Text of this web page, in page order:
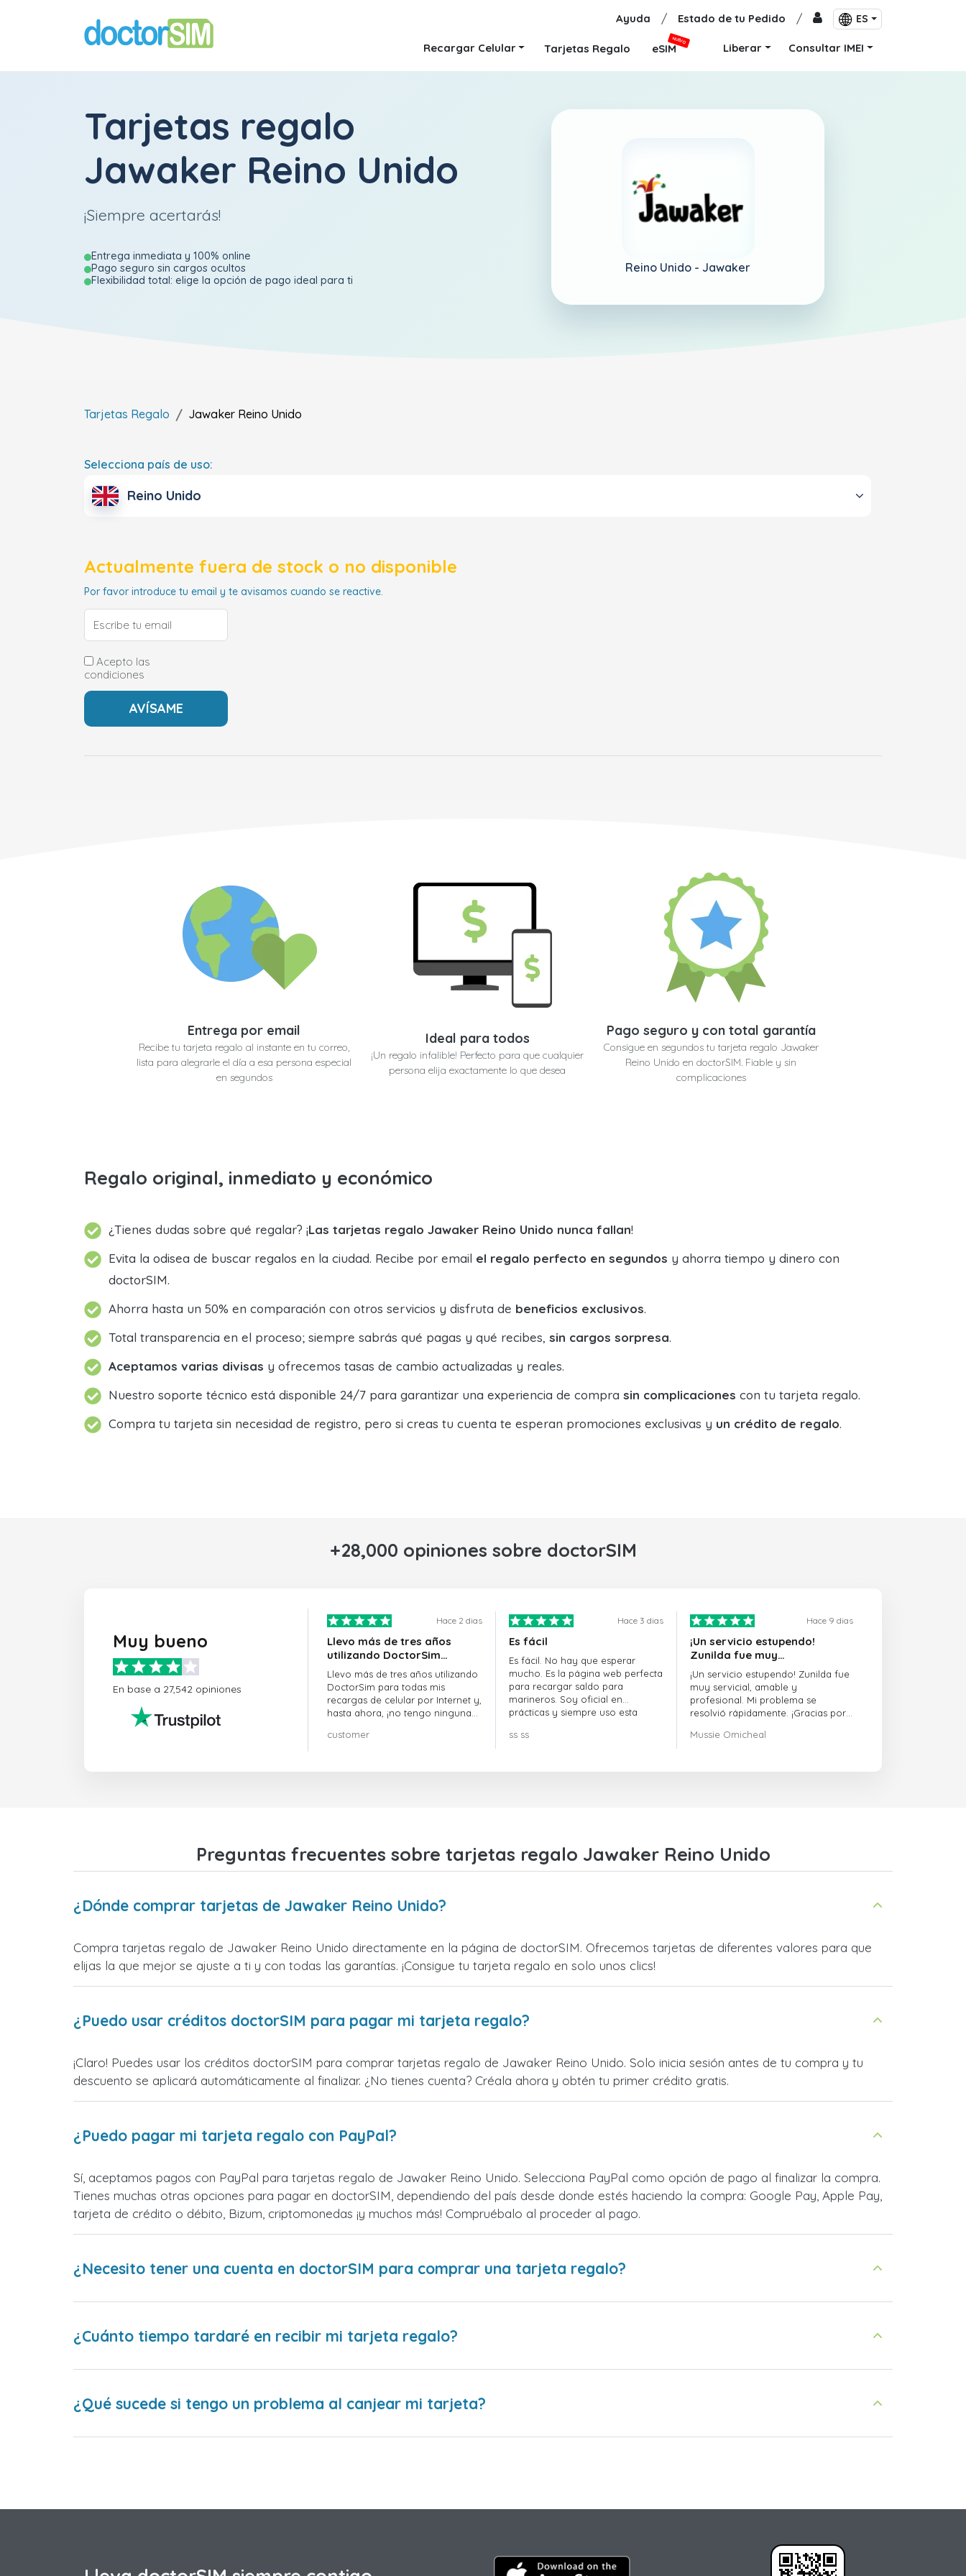
Ayuda / Estado de tu Pedido / ES
Recargar Celular Tarjetas Regalo eSIM
NUEVO
Liberar Consultar IMEI
Tarjetas regalo
Jawaker Reino Unido
¡Siempre acertarás!
Entrega inmediata y 100% online
Pago seguro sin cargos ocultos
Flexibilidad total: elige la opción de pago ideal para ti
Reino Unido - Jawaker
Tarjetas Regalo Jawaker Reino Unido
Selecciona país de uso:
Reino Unido
Actualmente fuera de stock o no disponible
Por favor introduce tu email y te avisamos cuando se reactive.
Acepto las
condiciones
Entrega por email
Recibe tu tarjeta regalo al instante en tu correo,
lista para alegrarle el día a esa persona especial
en segundos
Ideal para todos
¡Un regalo infalible! Perfecto para que cualquier
persona elija exactamente lo que desea
Pago seguro y con total garantía
Consigue en segundos tu tarjeta regalo Jawaker
Reino Unido en doctorSIM. Fiable y sin
complicaciones
Regalo original, inmediato y económico
¿Tienes dudas sobre qué regalar? ¡Las tarjetas regalo Jawaker Reino Unido nunca fallan!
Evita la odisea de buscar regalos en la ciudad. Recibe por email el regalo perfecto en segundos y ahorra tiempo y dinero con
doctorSIM.
Ahorra hasta un 50% en comparación con otros servicios y disfruta de beneficios exclusivos.
Total transparencia en el proceso; siempre sabrás qué pagas y qué recibes, sin cargos sorpresa.
Aceptamos varias divisas y ofrecemos tasas de cambio actualizadas y reales.
Nuestro soporte técnico está disponible 24/7 para garantizar una experiencia de compra sin complicaciones con tu tarjeta regalo.
Compra tu tarjeta sin necesidad de registro, pero si creas tu cuenta te esperan promociones exclusivas y un crédito de regalo.
+28,000 opiniones sobre doctorSIM
Muy bueno
En base a 27,542 opiniones
Hace 2 dias
Llevo más de tres años
utilizando DoctorSim…
Llevo más de tres años utilizando
DoctorSim para todas mis
recargas de celular por Internet y,
hasta ahora, ¡no tengo ninguna
customer
Hace 3 dias
Es fácil
Es fácil. No hay que esperar
mucho. Es la página web perfecta
para recargar saldo para
marineros. Soy oficial en
prácticas y siempre uso esta
ss ss
Hace 9 dias
¡Un servicio estupendo!
Zunilda fue muy…
¡Un servicio estupendo! Zunilda fue
muy servicial, amable y
profesional. Mi problema se
resolvió rápidamente. ¡Gracias por
Mussie Omicheal
Preguntas frecuentes sobre tarjetas regalo Jawaker Reino Unido
¿Dónde comprar tarjetas de Jawaker Reino Unido?
Compra tarjetas regalo de Jawaker Reino Unido directamente en la página de doctorSIM. Ofrecemos tarjetas de diferentes valores para que
elijas la que mejor se ajuste a ti y con todas las garantías. ¡Consigue tu tarjeta regalo en solo unos clics!
¿Puedo usar créditos doctorSIM para pagar mi tarjeta regalo?
¡Claro! Puedes usar los créditos doctorSIM para comprar tarjetas regalo de Jawaker Reino Unido. Solo inicia sesión antes de tu compra y tu
descuento se aplicará automáticamente al finalizar. ¿No tienes cuenta? Créala ahora y obtén tu primer crédito gratis.
¿Puedo pagar mi tarjeta regalo con PayPal?
Sí, aceptamos pagos con PayPal para tarjetas regalo de Jawaker Reino Unido. Selecciona PayPal como opción de pago al finalizar la compra.
Tienes muchas otras opciones para pagar en doctorSIM, dependiendo del país desde donde estés haciendo la compra: Google Pay, Apple Pay,
tarjeta de crédito o débito, Bizum, criptomonedas ¡y muchos más! Compruébalo al proceder al pago.
¿Necesito tener una cuenta en doctorSIM para comprar una tarjeta regalo?
¿Cuánto tiempo tardaré en recibir mi tarjeta regalo?
¿Qué sucede si tengo un problema al canjear mi tarjeta?